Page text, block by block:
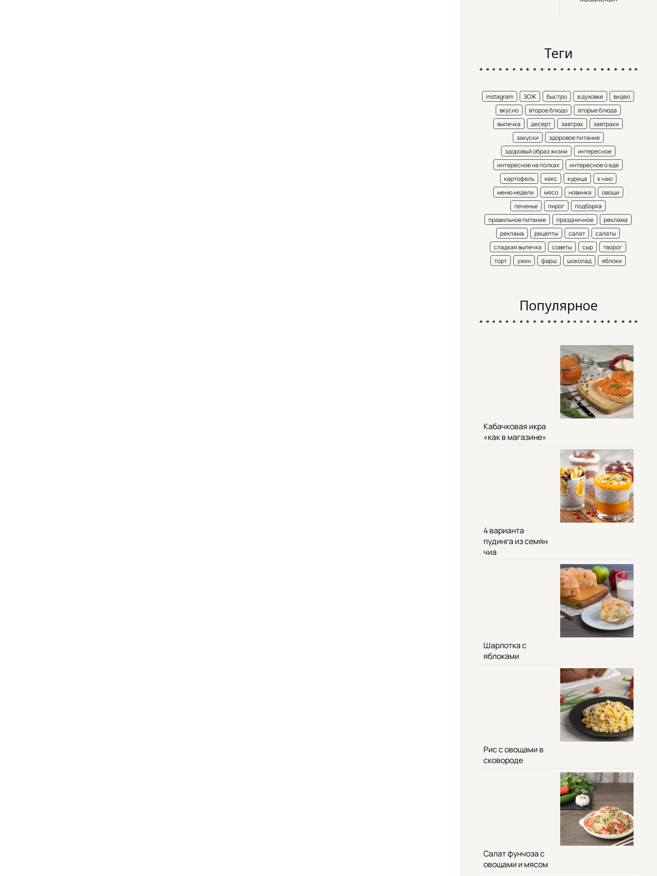
Теги
instagram ЗОЖ быстро в духовке
видео
вкусно
второе блюдо
вторые блюда
выпечка
десерт завтрак
завтраки
закуски
здоровое питание
здоровый образ жизни
интересное
интересное на полках
интересное о еде
картофель
кекс курица
к чаю
меню недели
мясо новинка
овощи
печенье
пирог
подборка
правильное питание
праздничное
реклама
реклама
рецепты салат
салаты
сладкая выпечка
советы сыр
творог
торт
ужин фарш шоколад яблоки
Популярное
Кабачковая икра
«как в магазине»
4 варианта
пудинга из семян
чиа
Шарлотка с
яблоками
Рис с овощами в
сковороде
Салат фунчоза с
овощами и мясом